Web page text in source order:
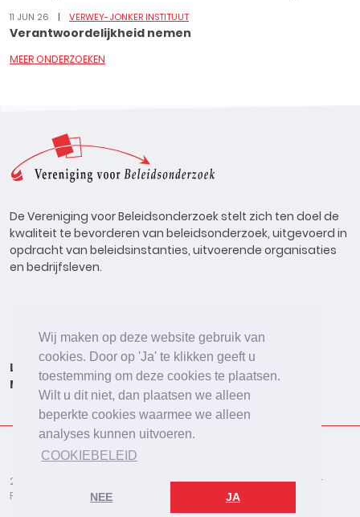
Wij maken op deze website gebruik van
cookies. Door op 'Ja' te klikken geeft u
toestemming om deze cookies te plaatsen.
Wilt u dit niet, dan plaatsen we alleen
beperkte cookies waarmee we alleen
analyses kunnen uitvoeren.
COOKIEBELEID
NEE JA
11 JUN 26 VERWEY-JONKER INSTITUUT
Verantwoordelijkheid nemen
MEER ONDERZOEKEN
De Vereniging voor Beleidsonderzoek stelt zich ten doel de
kwaliteit te bevorderen van beleidsonderzoek, uitgevoerd in
opdracht van beleidsinstanties, uitvoerende organisaties
en bedrijfsleven.
Lid worden Onderzoeken Agenda
Vacatures
Meldpunt Beleidsonderzoek Online
2026 © De Vereniging voor Beleidsonderzoek
Disclaimer
Privacybeleid
Cookies